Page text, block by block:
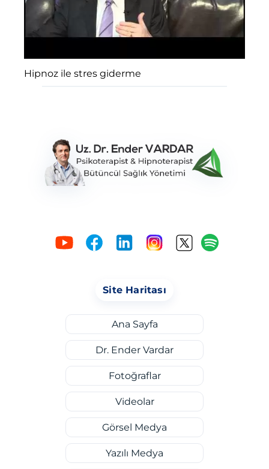
Hipnoz ile stres giderme
HIZLI ARAMA
Aradığınızı yazın
Site Haritası
Ana Sayfa
Dr. Ender Vardar
Fotoğraflar
Videolar
Görsel Medya
Yazılı Medya